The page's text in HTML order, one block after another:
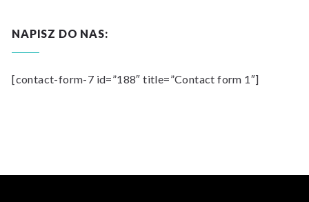
NAPISZ DO NAS:
[contact-form-7 id=”188″ title=”Contact form 1″]